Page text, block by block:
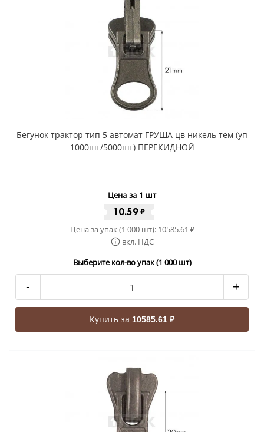
Бегунок трактор тип 5 автомат ГРУША цв никель тем (уп
1000шт/5000шт) ПЕРЕКИДНОЙ
Цена за 1 шт
10.59₽
Цена за упак (1 000 шт): 10585.61 ₽
вкл. НДС
Выберите кол-во упак (1 000 шт)
- +
Купить за 10585.61 ₽